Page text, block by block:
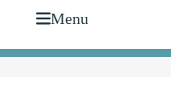
Menu